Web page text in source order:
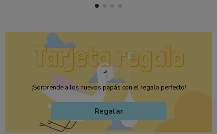
¡Sorprende a los nuevos papás con el regalo perfecto!
Regalar